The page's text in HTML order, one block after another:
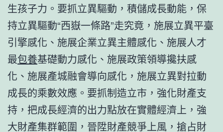
生孩子力。要抓立異驅動，積儲成長動能，保
持立異驅動“西嶽一條路”走究竟，施展立異平臺
引擎感化、施展企業立異主體感化、施展人才
最包養基礎動力感化、施展政策領導攙扶感
化、施展產城融會導向感化，施展立異對拉動
成長的乘數效應。要抓制造立市，強化財產支
持，把成長經濟的出力點放在實體經濟上，強
大財產集群範圍，晉陞財產競爭上風，搶占財